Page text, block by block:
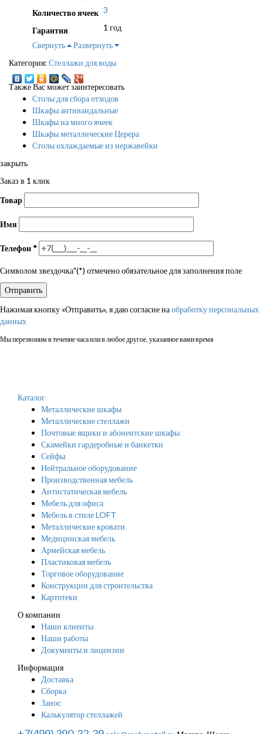
Количество ячеек 3
Гарантия
1 год
Свернуть
Развернуть
Категория: Стеллажи для воды
Также Вас может заинтересовать
Столы для сбора отходов
Шкафы антивандальные
Шкафы на много ячеек
Шкафы металлические Церера
Столы охлаждаемые из нержавейки
закрыть
Заказ в 1 клик
Товар
Имя
Телефон *
Символом звездочка"(*) отмечено обязательное для заполнения поле
Нажимая кнопку «Отправить», я даю согласие наобработку персональных
данных
Мы перезвоним в течение часа или в любое другое, указанное вами время
Каталог
Металлические шкафы
Металлические стеллажи
Почтовые ящики и абонентские шкафы
Скамейки гардеробные и банкетки
Сейфы
Нейтральное оборудование
Производственная мебель
Антистатическая мебель
Мебель для офиса
Мебель в стиле LOFT
Металлические кровати
Медицинская мебель
Армейская мебель
Пластиковая мебель
Торговое оборудование
Конструкции для строительства
Картотеки
О компании
Наши клиенты
Наши работы
Документы и лицензии
Информация
Доставка
Сборка
Занос
Калькулятор стеллажей